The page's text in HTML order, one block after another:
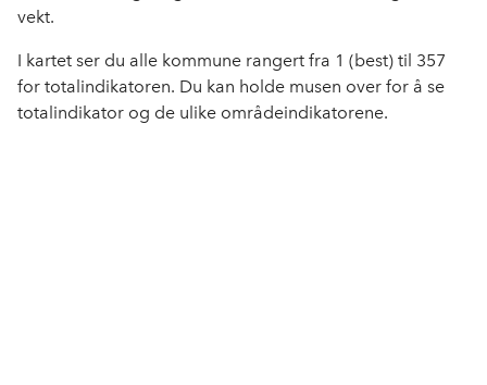
vekt.
I kartet ser du alle kommune rangert fra 1 (best) til 357
for totalindikatoren. Du kan holde musen over for å se
totalindikator og de ulike områdeindikatorene.